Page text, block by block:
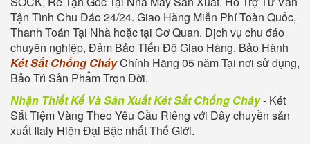
Tận Tình Chu Đáo 24/24. Giao Hàng Miễn Phí Toàn Quốc,
Thanh Toán Tại Nhà hoặc tại Cơ Quan. Dịch vụ chu đáo
chuyên nghiệp, Đảm Bảo Tiến Độ Giao Hàng. Bảo Hành
Két Sắt Chống CháyChính Hãng 05 năm Tại nơi sử dụng,
Bảo Trì Sản Phẩm Trọn Đời.
Nhận Thiết Kế Và Sản Xuất Két Sắt Chống Cháy- Két
Sắt Tiệm Vàng Theo Yêu Cầu Riêng với Dây chuyền sản
xuất Italy Hiện Đại Bậc nhất Thế Giới.